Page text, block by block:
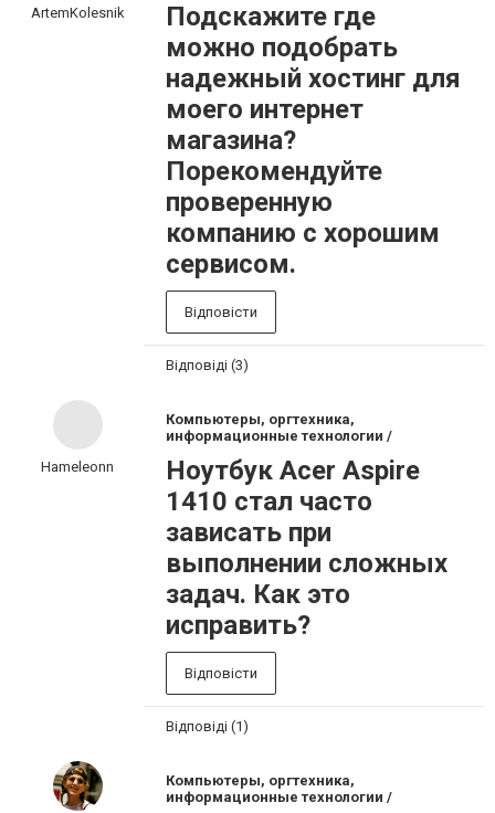
ArtemKolesnik
Подскажите где
можно подобрать
надежный хостинг для
моего интернет
магазина?
Порекомендуйте
проверенную
компанию с хорошим
сервисом.
Відповісти
Відповіді (3)
Hameleonn
Компьютеры, оргтехника,
информационные технологии /
Ноутбук Acer Aspire
1410 стал часто
зависать при
выполнении сложных
задач. Как это
исправить?
Відповісти
Відповіді (1)
Компьютеры, оргтехника,
информационные технологии /